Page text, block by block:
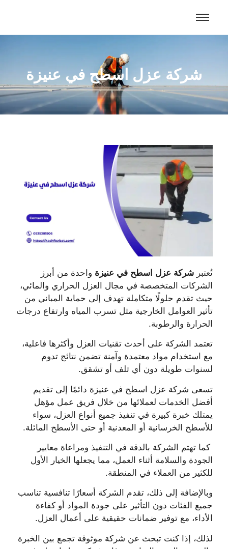
شركة عزل اسطح في عنيزة
تُعتبر شركة عزل اسطح في عنيزة واحدة من أبرز
الشركات المتخصصة في مجال العزل الحراري والمائي،
حيث تقدم حلولًا متكاملة تهدف إلى حماية المباني من
تأثير العوامل الخارجية مثل تسرب المياه وارتفاع درجات
الحرارة والرطوبة.
تعتمد الشركة على أحدث تقنيات العزل وأكثرها فاعلية،
مع استخدام مواد معتمدة وآمنة تضمن نتائج تدوم
لسنوات طويلة دون أي تلف أو تشقق.
تسعى شركة عزل اسطح في عنيزة دائمًا إلى تقديم
أفضل الخدمات لعملائها من خلال فريق عمل مؤهل
يمتلك خبرة كبيرة في تنفيذ جميع أنواع العزل، سواء
للأسطح الخرسانية أو المعدنية أو حتى الأسطح المائلة.
كما تهتم الشركة بالدقة في التنفيذ ومراعاة معايير
الجودة والسلامة أثناء العمل، مما يجعلها الخيار الأول
للكثير من العملاء في المنطقة.
وبالإضافة إلى ذلك، تقدم الشركة أسعارًا تنافسية تناسب
جميع الفئات دون التأثير على جودة المواد أو كفاءة
الأداء، مع توفير ضمانات حقيقية على أعمال العزل.
لذلك، إذا كنت تبحث عن شركة موثوقة تجمع بين الخبرة